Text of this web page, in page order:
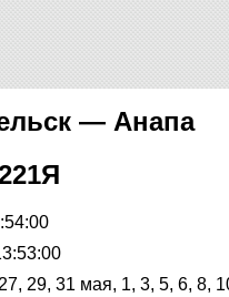
— Анапа
29, 31 мая, 1, 3, 5, 6, 8,